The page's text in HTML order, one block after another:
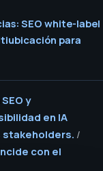
SEO white-label
para
y
en IA
stakeholders. /
con el